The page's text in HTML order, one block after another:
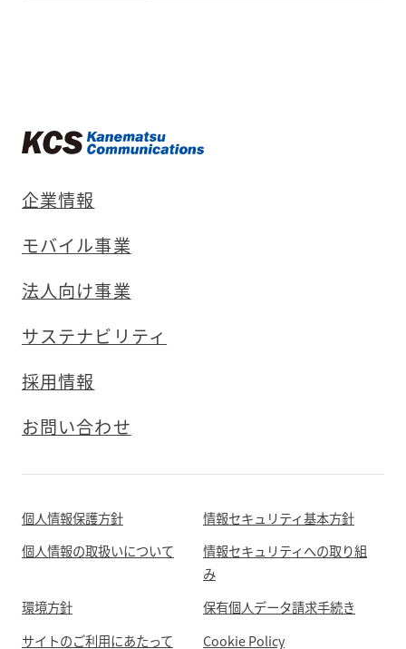
企業情報
モバイル事業
法人向け事業
サステナビリティ
採用情報
お問い合わせ
個人情報保護方針
情報セキュリティ基本方針
個人情報の取扱いについて
情報セキュリティへの取り組
み
環境方針
保有個人データ請求手続き
サイトのご利用にあたって
Cookie Policy